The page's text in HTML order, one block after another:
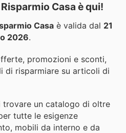
Casa è qui!
Casa è valida dal 21
2026.
promozioni e sconti,
di risparmiare su articoli di
trovare un catalogo di oltre
tutte le esigenze
mobili da interno e da